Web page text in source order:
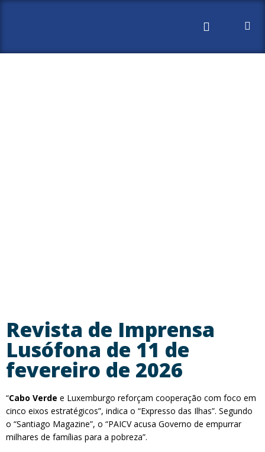
Revista de Imprensa
Lusófona de 11 de
fevereiro de 2026
“Cabo Verde e Luxemburgo reforçam cooperação com foco em
cinco eixos estratégicos”, indica o “Expresso das Ilhas”. Segundo
o “Santiago Magazine”, o “PAICV acusa Governo de empurrar
milhares de famílias para a pobreza”.